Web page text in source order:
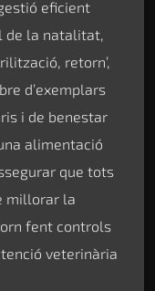
eficient
de la natalitat,
retorn’,
d’exemplars
i de benestar
alimentació
que tots
millorar la
fent controls
veterinària